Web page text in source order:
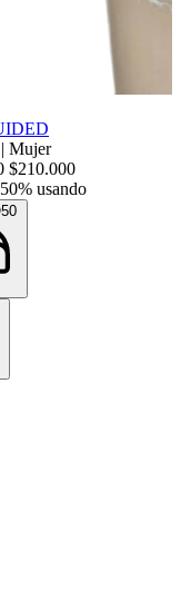
| Mujer
$210.000
50% usando